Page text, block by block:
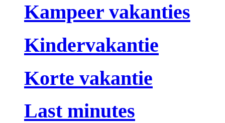
Kampeer vakanties
Kindervakantie
Korte vakantie
Last minutes